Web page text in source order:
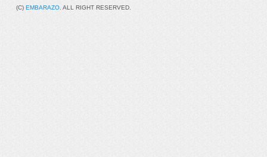
(C) EMBARAZO . ALL RIGHT RESERVED.